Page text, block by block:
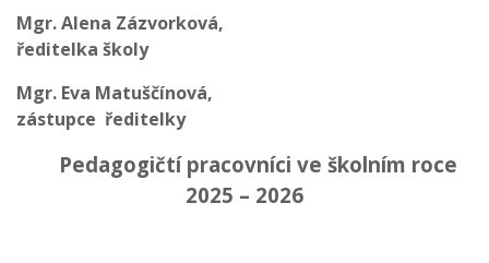
Mgr. Alena Zázvorková,
ředitelka školy
Mgr. Eva Matuščínová,
zástupce ředitelky
Pedagogičtí pracovníci ve školním roce
2025 – 2026